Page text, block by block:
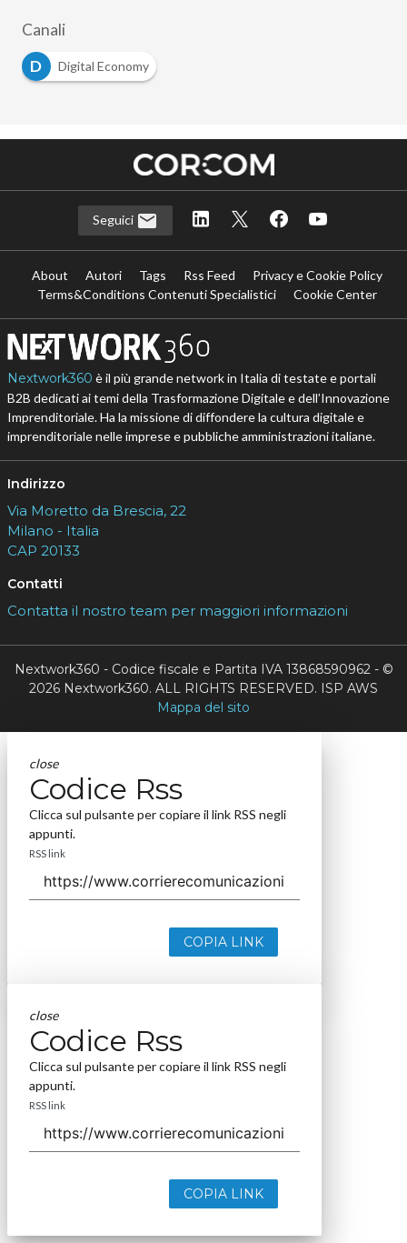
Canali
D
Digital Economy
Seguici
About Autori Tags Rss Feed
Privacy e Cookie Policy
Terms&Conditions Contenuti Specialistici
Cookie Center
Nextwork360 è il più grande network in Italia di testate e portali
B2B dedicati ai temi della Trasformazione Digitale e dell’Innovazione
Imprenditoriale. Ha la missione di diffondere la cultura digitale e
imprenditoriale nelle imprese e pubbliche amministrazioni italiane.
Indirizzo
Via Moretto da Brescia, 22
Milano - Italia
CAP 20133
Contatti
Contatta il nostro team per maggiori informazioni
Nextwork360 - Codice fiscale e Partita IVA 13868590962 - ©
2026 Nextwork360. ALL RIGHTS RESERVED. ISP AWS
Mappa del sito
close
Codice Rss
Clicca sul pulsante per copiare il link RSS negli
appunti.
RSS link
COPIA LINK
close
Codice Rss
Clicca sul pulsante per copiare il link RSS negli
appunti.
RSS link
COPIA LINK